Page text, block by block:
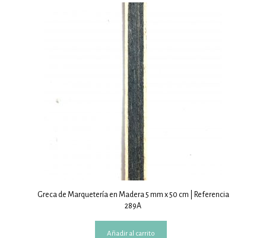
Greca de Marquetería en Madera 5 mm x 50 cm | Referencia
289A
Añadir al carrito